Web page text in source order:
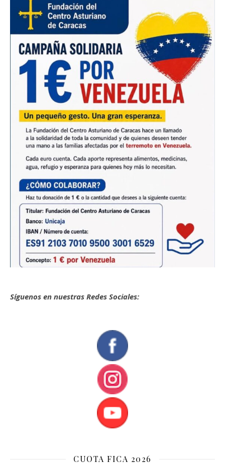
Síguenos en nuestras Redes Sociales:
CUOTA FICA 2026